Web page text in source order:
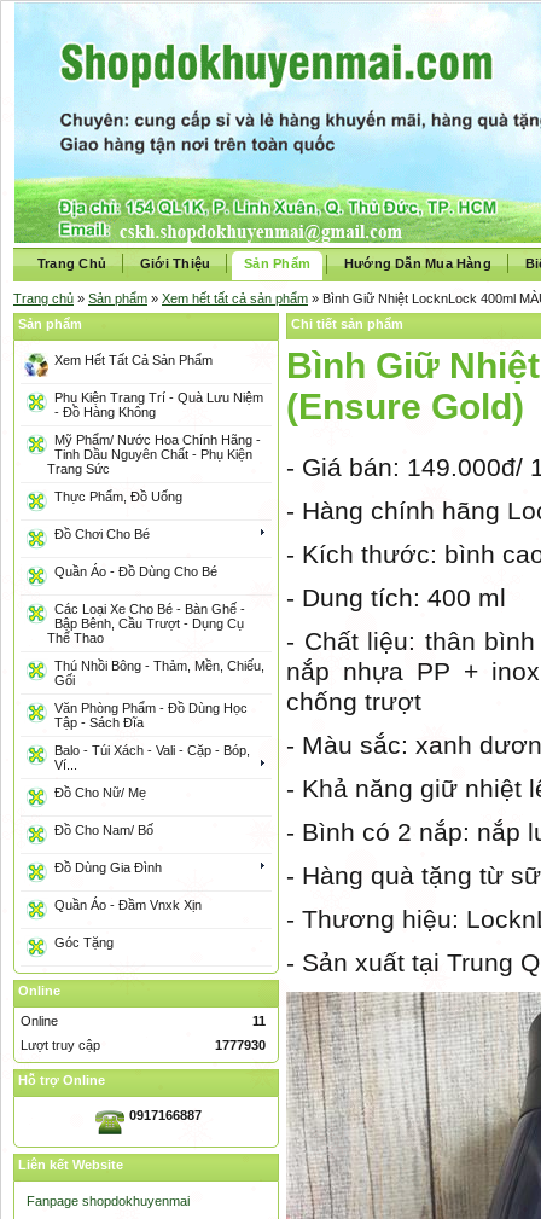
Trang Chủ Giới Thiệu Sản Phẩm Hướng Dẫn Mua Hàng
Trang chủ » Sản phẩm » Xem hết tất cả sản phẩm » Bình Giữ Nhiệt LocknLock 400ml
Chi tiết sản phẩm
Bình Giữ
(Ensure Gold)
- Giá bán: 149.000đ/
- Hàng chính hãng
- Kích thước: bình
- Dung tích: 400 ml
- Chất liệu: thân
nắp nhựa PP +
chống trượt
- Màu sắc: xanh
- Khả năng giữ nhiệt
- Bình có 2 nắp: nắp
- Hàng quà tặng từ
- Thương hiệu:
- Sản xuất tại Trung
Sản phẩm
Xem Hết Tất Cả Sản Phẩm
Phụ Kiện Trang Trí - Quà Lưu Niệm
- Đồ Hàng Không
Mỹ Phẩm/ Nước Hoa Chính Hãng -
Tinh Dầu Nguyên Chất - Phụ Kiện
Trang Sức
Thực Phẩm, Đồ Uống
Đồ Chơi Cho Bé
Quần Áo - Đồ Dùng Cho Bé
Các Loại Xe Cho Bé - Bàn Ghế -
Bập Bênh, Cầu Trượt - Dụng Cụ
Thể Thao
Thú Nhồi Bông - Thảm, Mền, Chiếu,
Gối
Văn Phòng Phẩm - Đồ Dùng Học
Tập - Sách Đĩa
Balo - Túi Xách - Vali - Cặp - Bóp,
Ví...
Đồ Cho Nữ/ Mẹ
Đồ Cho Nam/ Bố
Đồ Dùng Gia Đình
Quần Áo - Đầm Vnxk Xịn
Góc Tặng
Online
Online
11
Lượt truy cập
1777930
Hỗ trợ Online
0917166887
Liên kết Website
Fanpage shopdokhuyenmai